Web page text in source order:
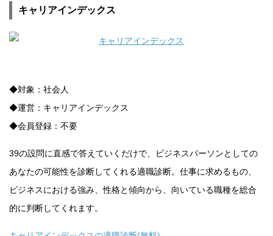
キャリアインデックス
◆対象：社会人
◆運営：キャリアインデックス
◆会員登録：不要
39の設問に直感で答えていくだけで、ビジネスパーソンとしての
あなたの可能性を診断してくれる適職診断。仕事に求めるもの、
ビジネスにおける強み、性格と傾向から、向いている職種を総合
的に判断してくれます。